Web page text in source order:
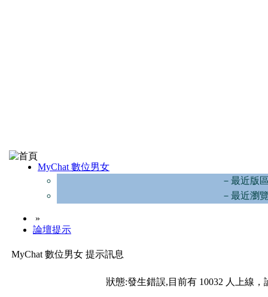
MyChat 數位男女
－最近版
－最近瀏
»
論壇提示
MyChat 數位男女 提示訊息
狀態:發生錯誤,目前有 10032 人上線